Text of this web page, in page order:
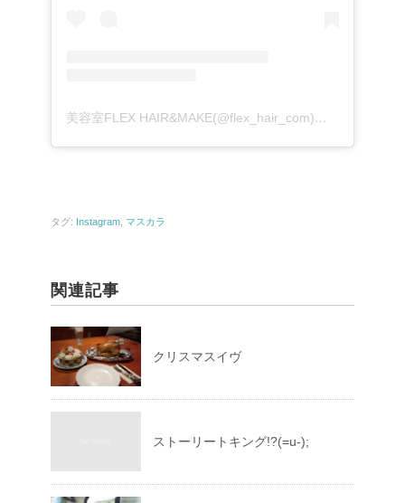
美容室FLEX HAIR&MAKE(@flex_hair_com)がシェアした投稿
タグ: Instagram マスカラ
関連記事
クリスマスイヴ
ストーリートキング!?(=u-);